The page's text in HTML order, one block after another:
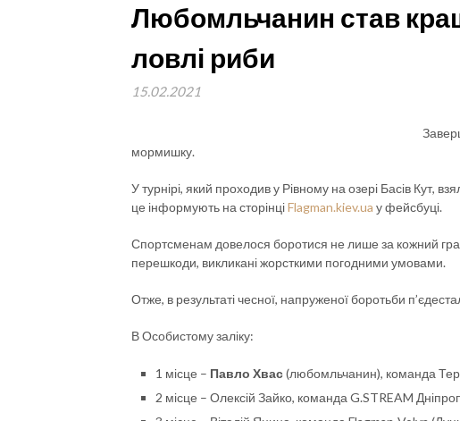
Любомльчанин став
ловлі риби
15.02.2021
мормишку.
У турнірі, який проходив у Рівному на озері Басів Кут,
це інформують на сторінціFlagman.kiev.ua у фейсбуці.
Спортсменам довелося боротися не лише за кожний
перешкоди, викликані жорсткими погодними умовами.
Отже, в результаті чесної, напруженої боротьби
В Особистому заліку:
1 місце – Павло Хвас(любомльчанин), команда
2 місце – Олексій Зайко, команда G.STREAM